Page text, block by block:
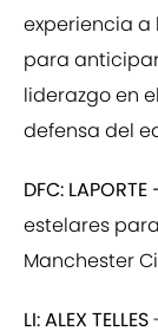
experiencia a
para
liderazgo en
defensa del
DFC: LAPORTE
estelares
Manchester
LI: ALEX TELLES